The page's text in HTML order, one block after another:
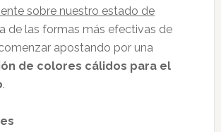
sobre nuestro estado de
de las formas más efectivas de
apostando por una
de colores cálidos para el
.